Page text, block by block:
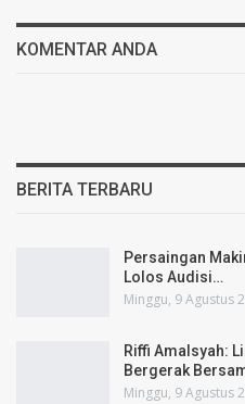
KOMENTAR ANDA
BERITA TERBARU
Persaingan
Lolos Audisi…
Minggu, 9 Agustus
Riffi Amalsyah:
Bergerak
Minggu, 9 Agustus